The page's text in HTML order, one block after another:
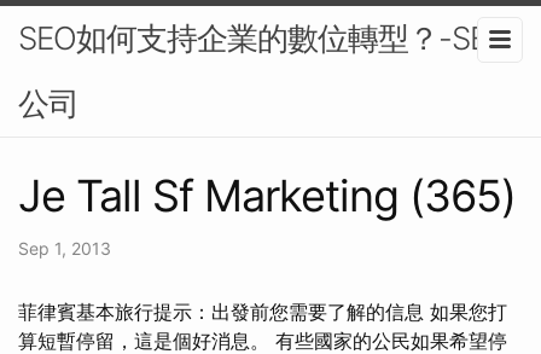
SEO如何支持企業的數位轉型？-SEO
公司
Je Tall Sf Marketing (365)
Sep 1, 2013
菲律賓基本旅行提示：出發前您需要了解的信息 如果您打
算短暫停留，這是個好消息。 有些國家的公民如果希望停